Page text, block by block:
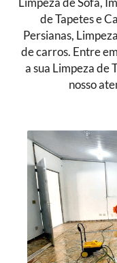
Limpeza de Sofá,
de Tapetes e
Persianas,
de carros. Entre
a sua Limpeza de
nosso